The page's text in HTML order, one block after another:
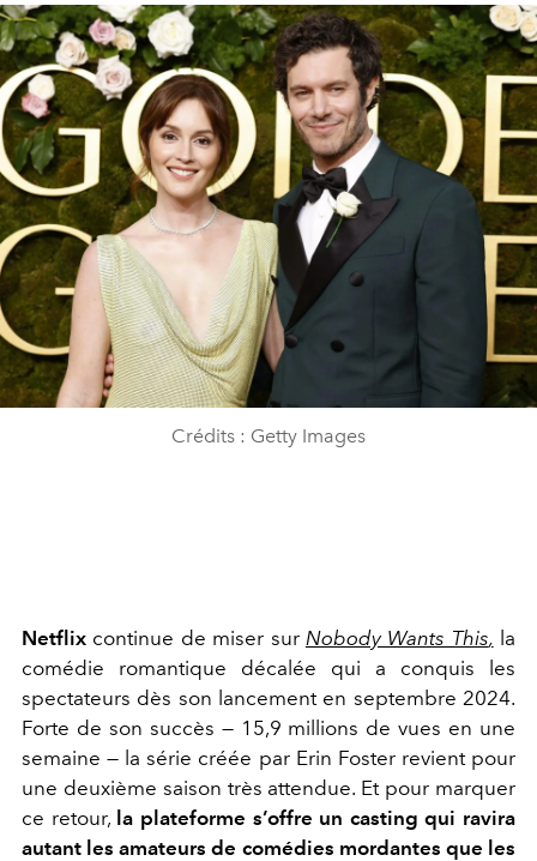
Crédits : Getty Images
Netflix continue de miser sur Nobody Wants This, la
comédie romantique décalée qui a conquis les
spectateurs dès son lancement en septembre 2024.
Forte de son succès — 15,9 millions de vues en une
semaine — la série créée par Erin Foster revient pour
une deuxième saison très attendue. Et pour marquer
ce retour, la plateforme s’offre un casting qui ravira
autant les amateurs de comédies mordantes que les